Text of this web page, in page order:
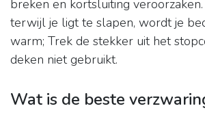
breken en kortsluiting
terwijl je ligt te slapen, wordt je
warm; Trek de stekker uit het
deken niet gebruikt.
Wat is de beste